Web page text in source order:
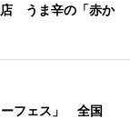
店 うま辛の「赤か
ーフェス」 全国